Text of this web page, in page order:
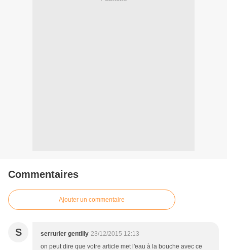
Commentaires
Ajouter un commentaire
S serrurier gentilly 23/12/2015 12:13
on peut dire que votre article met l'eau à la bouche avec ce